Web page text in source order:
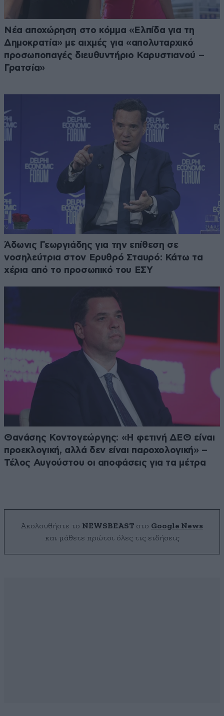
Νέα αποχώρηση στο κόμμα «Ελπίδα για τη
Δημοκρατία» με αιχμές για «απολυταρχικό
προσωποπαγές διευθυντήριο Καρυστιανού –
Γρατσία»
Άδωνις Γεωργιάδης για την επίθεση σε
νοσηλεύτρια στον Ερυθρό Σταυρό: Κάτω τα
χέρια από το προσωπικό του ΕΣΥ
Θανάσης Κοντογεώργης: «Η φετινή ΔΕΘ είναι
προεκλογική, αλλά δεν είναι παροχολογική» –
Τέλος Αυγούστου οι αποφάσεις για τα μέτρα
Ακολουθήστε το NEWSBEAST στο Google News
και μάθετε πρώτοι όλες τις ειδήσεις